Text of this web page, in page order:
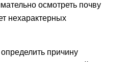
осмотреть почву
нехарактерных
причину